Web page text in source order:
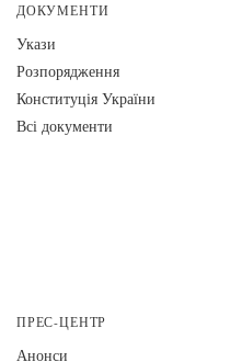
ДОКУМЕНТИ
Укази
Розпорядження
Конституція України
Всі документи
ПРЕС-ЦЕНТР
Анонси